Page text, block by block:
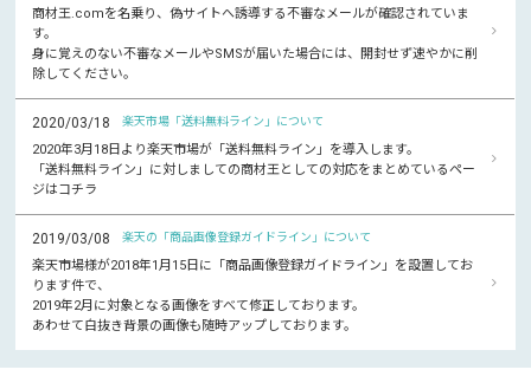
商材王.comを名乗り、偽サイトへ誘導する不審なメールが確認されていま
す。
身に覚えのない不審なメールやSMSが届いた場合には、開封せず速やかに削
除してください。
2020/03/18 楽天市場「送料無料ライン」について
2020年3月18日より楽天市場が「送料無料ライン」を導入します。
「送料無料ライン」に対しましての商材王としての対応をまとめているペー
ジはコチラ
2019/03/08 楽天の「商品画像登録ガイドライン」について
楽天市場様が2018年1月15日に「商品画像登録ガイドライン」を設置してお
ります件で、
2019年2月に対象となる画像をすべて修正しております。
あわせて白抜き背景の画像も随時アップしております。